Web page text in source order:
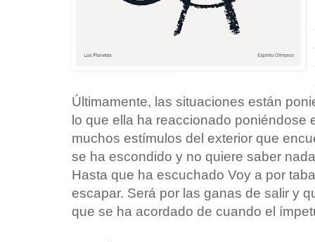
Últimamente, las situaciones están
lo que ella ha reaccionado
muchos estímulos del exterior que
se ha escondido y no quiere saber
Hasta que ha escuchado Voy a por
escapar. Será por las ganas de salir y
que se ha acordado de cuando el